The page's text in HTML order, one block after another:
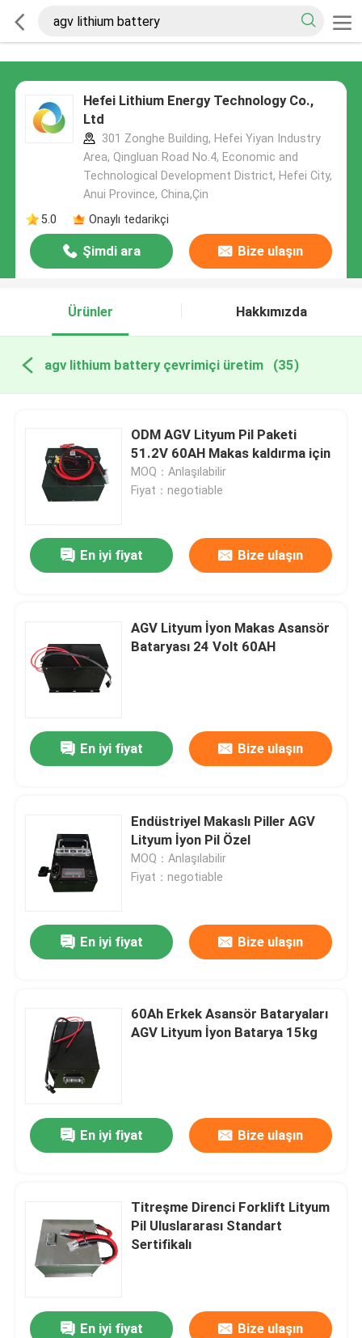
Hefei Lithium Energy Technology Co.,
Ltd
301 Zonghe Building, Hefei Yiyan Industry
Area, Qingluan Road No.4, Economic and
Technological Development District, Hefei City,
Anui Province, China,Çin
5.0
Onaylı tedarikçi
Şimdi ara Bize ulaşın
Ürünler Hakkımızda
agv lithium battery çevrimiçi üretim (35)
ODM AGV Lityum Pil Paketi
51.2V 60AH Makas kaldırma için
MOQ：Anlaşılabilir
Fiyat：negotiable
En iyi fiyat Bize ulaşın
AGV Lityum İyon Makas Asansör
Bataryası 24 Volt 60AH
En iyi fiyat Bize ulaşın
Endüstriyel Makaslı Piller AGV
Lityum İyon Pil Özel
MOQ：Anlaşılabilir
Fiyat：negotiable
En iyi fiyat Bize ulaşın
60Ah Erkek Asansör Bataryaları
AGV Lityum İyon Batarya 15kg
En iyi fiyat Bize ulaşın
Titreşme Direnci Forklift Lityum
Pil Uluslararası Standart
Sertifikalı
En iyi fiyat Bize ulaşın